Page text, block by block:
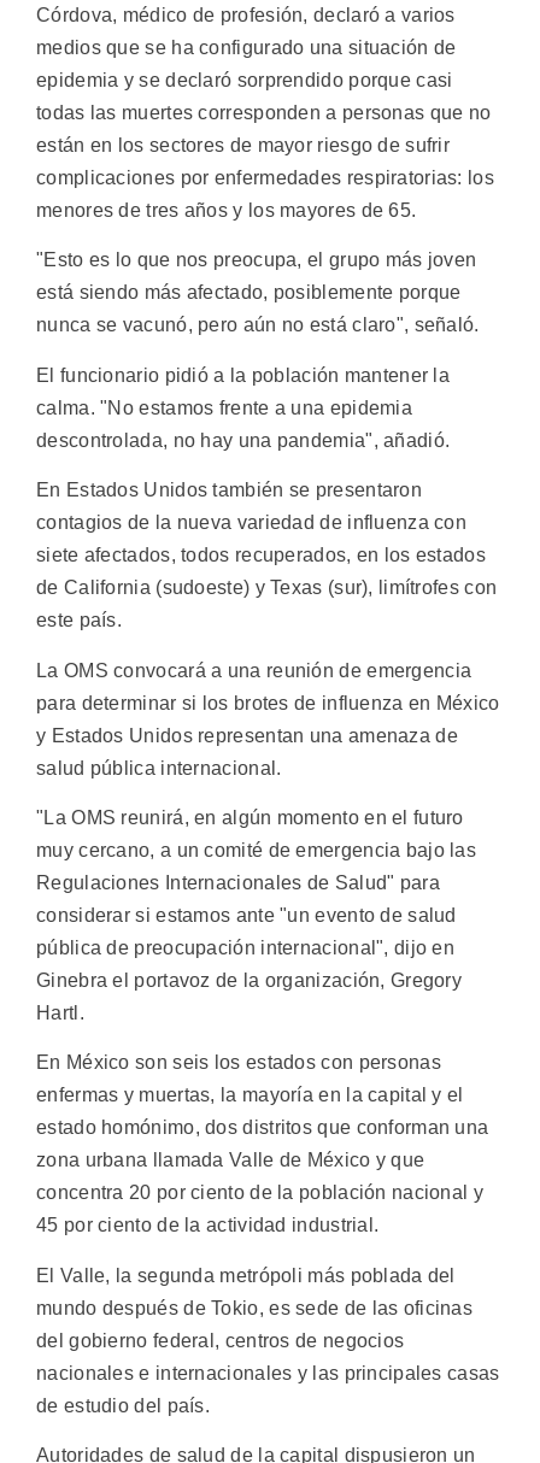
Córdova, médico de profesión, declaró a varios
medios que se ha configurado una situación de
epidemia y se declaró sorprendido porque casi
todas las muertes corresponden a personas que no
están en los sectores de mayor riesgo de sufrir
complicaciones por enfermedades respiratorias: los
menores de tres años y los mayores de 65.
"Esto es lo que nos preocupa, el grupo más joven
está siendo más afectado, posiblemente porque
nunca se vacunó, pero aún no está claro", señaló.
El funcionario pidió a la población mantener la
calma. "No estamos frente a una epidemia
descontrolada, no hay una pandemia", añadió.
En Estados Unidos también se presentaron
contagios de la nueva variedad de influenza con
siete afectados, todos recuperados, en los estados
de California (sudoeste) y Texas (sur), limítrofes con
este país.
La OMS convocará a una reunión de emergencia
para determinar si los brotes de influenza en México
y Estados Unidos representan una amenaza de
salud pública internacional.
"La OMS reunirá, en algún momento en el futuro
muy cercano, a un comité de emergencia bajo las
Regulaciones Internacionales de Salud" para
considerar si estamos ante "un evento de salud
pública de preocupación internacional", dijo en
Ginebra el portavoz de la organización, Gregory
Hartl.
En México son seis los estados con personas
enfermas y muertas, la mayoría en la capital y el
estado homónimo, dos distritos que conforman una
zona urbana llamada Valle de México y que
concentra 20 por ciento de la población nacional y
45 por ciento de la actividad industrial.
El Valle, la segunda metrópoli más poblada del
mundo después de Tokio, es sede de las oficinas
del gobierno federal, centros de negocios
nacionales e internacionales y las principales casas
de estudio del país.
Autoridades de salud de la capital dispusieron un